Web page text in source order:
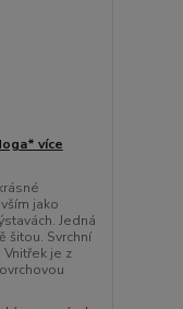
více
jako
Jedná
šitou. Svrchní
Vnitřek je z